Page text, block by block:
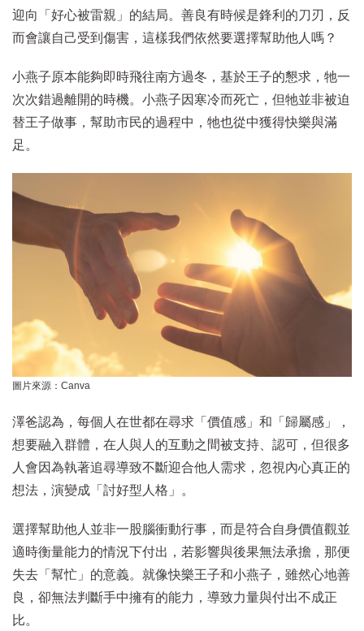
迎向「好心被雷親」的結局。善良有時候是鋒利的刀刃，反
而會讓自己受到傷害，這樣我們依然要選擇幫助他人嗎？
小燕子原本能夠即時飛往南方過冬，基於王子的懇求，牠一
次次錯過離開的時機。小燕子因寒冷而死亡，但牠並非被迫
替王子做事，幫助市民的過程中，牠也從中獲得快樂與滿
足。
圖片來源：Canva
澤爸認為，每個人在世都在尋求「價值感」和「歸屬感」，
想要融入群體，在人與人的互動之間被支持、認可，但很多
人會因為執著追尋導致不斷迎合他人需求，忽視內心真正的
想法，演變成「討好型人格」。
選擇幫助他人並非一股腦衝動行事，而是符合自身價值觀並
適時衡量能力的情況下付出，若影響與後果無法承擔，那便
失去「幫忙」的意義。就像快樂王子和小燕子，雖然心地善
良，卻無法判斷手中擁有的能力，導致力量與付出不成正
比。